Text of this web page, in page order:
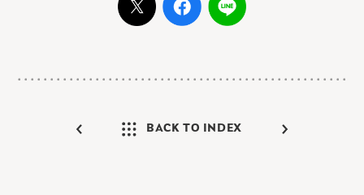
BACK TO INDEX